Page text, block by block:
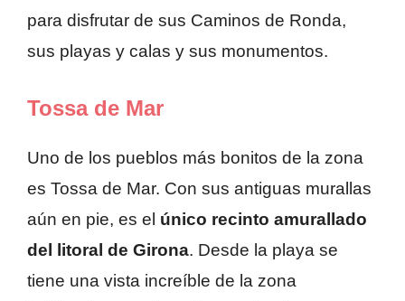
para disfrutar de sus Caminos de Ronda,
sus playas y calas y sus monumentos.
Tossa de Mar
Uno de los pueblos más bonitos de la zona
es Tossa de Mar. Con sus antiguas murallas
aún en pie, es el único recinto amurallado
del litoral de Girona. Desde la playa se
tiene una vista increíble de la zona